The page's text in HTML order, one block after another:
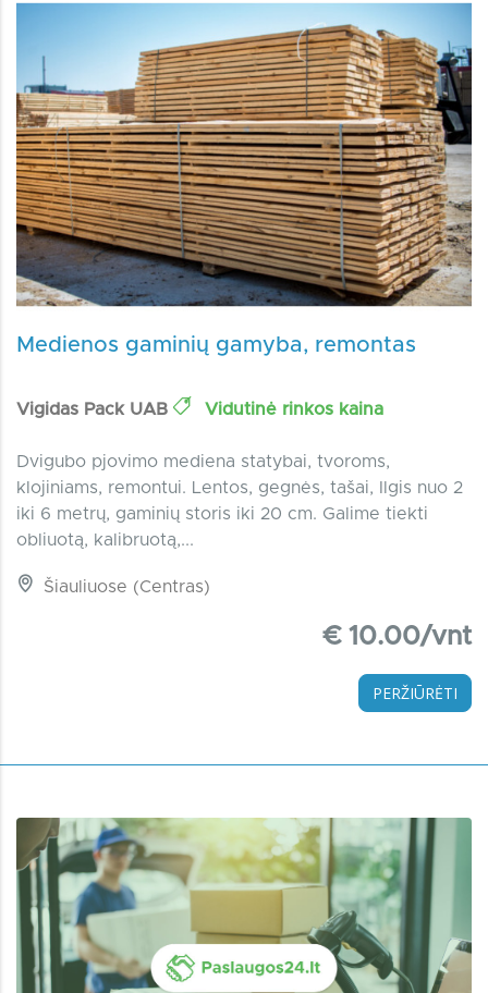
Medienos gaminių gamyba, remontas
Vigidas Pack UAB Vidutinė rinkos kaina
Dvigubo pjovimo mediena statybai, tvoroms,
klojiniams, remontui. Lentos, gegnės, tašai, Ilgis nuo 2
iki 6 metrų, gaminių storis iki 20 cm. Galime tiekti
obliuotą, kalibruotą,...
Šiauliuose (Centras)
€ 10.00/vnt
PERŽIŪRĖTI